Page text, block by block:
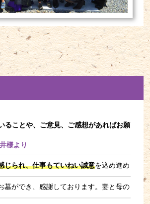
ることや、ご意見、ご感想があればお願
様より
じられ、仕事もていねい誠意を込め進め
墓ができ、感謝しております。妻と母の